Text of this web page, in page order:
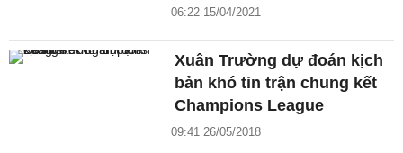
06:22 15/04/2021
Xuân Trường dự đoán kịch
bản khó tin trận chung kết
Champions League
09:41 26/05/2018